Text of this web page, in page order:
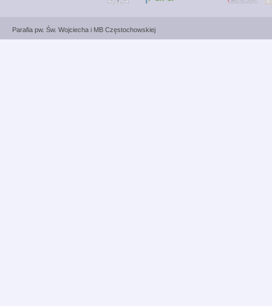
Parafia pw. Św. Wojciecha i MB Częstochowskiej